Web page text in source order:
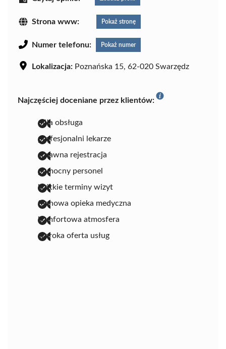
Strona www: Pokaż stronę
Numer telefonu: Pokaż numer
Lokalizacja: Poznańska 15, 62-020 Swarzędz
Najczęściej doceniane przez klientów:
miła obsługa
profesjonalni lekarze
sprawna rejestracja
pomocny personel
krótkie terminy wizyt
fachowa opieka medyczna
komfortowa atmosfera
szeroka oferta usług